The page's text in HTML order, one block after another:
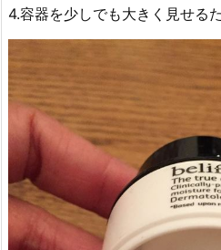
4.容器を少しでも大きく見せる